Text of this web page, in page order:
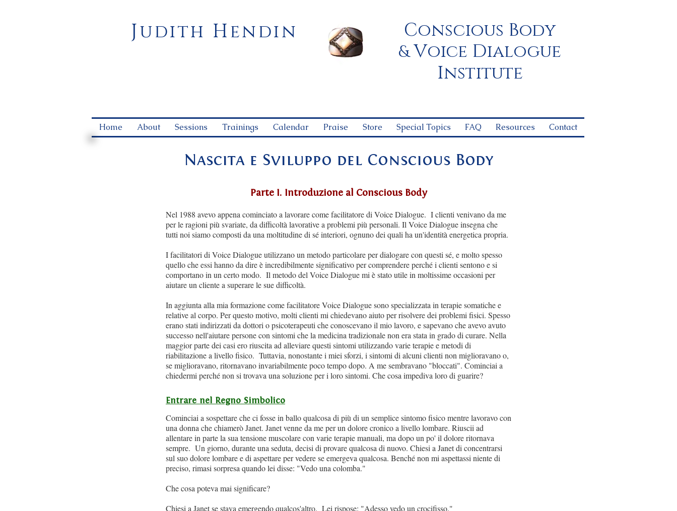
Judith Hendin Conscious Body
& Voice Dialogue
Institute
Home About Sessions Trainings Calendar Praise Store Special Topics FAQ Resources Contact
Nascita e Sviluppo del Conscious Body
Parte I. Introduzione al Conscious Body
Nel 1988 avevo appena cominciato a lavorare come facilitatore di Voice Dialogue. I clienti venivano da me
per le ragioni più svariate, da difficoltà lavorative a problemi più personali. Il Voice Dialogue insegna che
tutti noi siamo composti da una moltitudine di sé interiori, ognuno dei quali ha un'identità energetica propria.
I facilitatori di Voice Dialogue utilizzano un metodo particolare per dialogare con questi sé, e molto spesso
quello che essi hanno da dire è incredibilmente significativo per comprendere perché i clienti sentono e si
comportano in un certo modo. Il metodo del Voice Dialogue mi è stato utile in moltissime occasioni per
aiutare un cliente a superare le sue difficoltà.
In aggiunta alla mia formazione come facilitatore Voice Dialogue sono specializzata in terapie somatiche e
relative al corpo. Per questo motivo, molti clienti mi chiedevano aiuto per risolvere dei problemi fisici. Spesso
erano stati indirizzati da dottori o psicoterapeuti che conoscevano il mio lavoro, e sapevano che avevo avuto
successo nell'aiutare persone con sintomi che la medicina tradizionale non era stata in grado di curare. Nella
maggior parte dei casi ero riuscita ad alleviare questi sintomi utilizzando varie terapie e metodi di
riabilitazione a livello fisico. Tuttavia, nonostante i miei sforzi, i sintomi di alcuni clienti non miglioravano o,
se miglioravano, ritornavano invariabilmente poco tempo dopo. A me sembravano "bloccati". Cominciai a
chiedermi perché non si trovava una soluzione per i loro sintomi. Che cosa impediva loro di guarire?
Entrare nel Regno Simbolico
Cominciai a sospettare che ci fosse in ballo qualcosa di più di un semplice sintomo fisico mentre lavoravo con
una donna che chiamerò Janet. Janet venne da me per un dolore cronico a livello lombare. Riuscii ad
allentare in parte la sua tensione muscolare con varie terapie manuali, ma dopo un po' il dolore ritornava
sempre. Un giorno, durante una seduta, decisi di provare qualcosa di nuovo. Chiesi a Janet di concentrarsi
sul suo dolore lombare e di aspettare per vedere se emergeva qualcosa. Benché non mi aspettassi niente di
preciso, rimasi sorpresa quando lei disse: "Vedo una colomba."
Che cosa poteva mai significare?
Chiesi a Janet se stava emergendo qualcos'altro. Lei rispose: "Adesso vedo un crocifisso."